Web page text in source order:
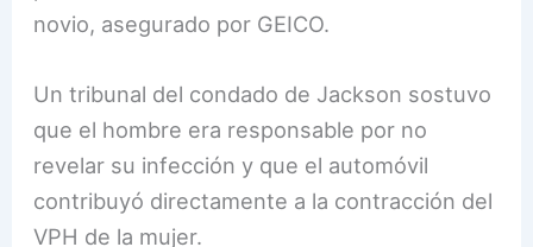
novio, asegurado por GEICO.
Un tribunal del condado de Jackson sostuvo
que el hombre era responsable por no
revelar su infección y que el automóvil
contribuyó directamente a la contracción del
VPH de la mujer.